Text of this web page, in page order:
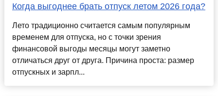
Когда выгоднее брать отпуск летом 2026 года?
Лето традиционно считается самым популярным
временем для отпуска, но с точки зрения
финансовой выгоды месяцы могут заметно
отличаться друг от друга. Причина проста: размер
отпускных и зарпл...